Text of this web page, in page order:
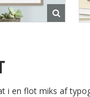
i en flot miks af